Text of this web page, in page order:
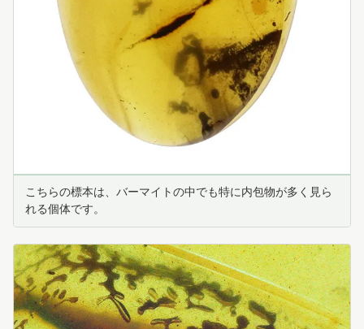
こちらの標本は、バーマイトの中でも特に内包物が多く見ら
れる個体です。